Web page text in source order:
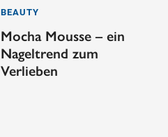
BEAUTY
Mocha Mousse – ein
Nageltrend zum
Verlieben